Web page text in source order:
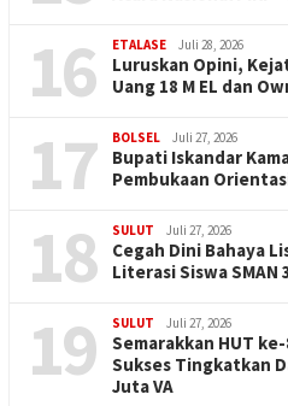
16 ETALASE Juli 28, 2026
Luruskan Opini,
Uang 18 M EL dan
17 BOLSEL Juli 27, 2026
Bupati Iskandar
Pembukaan
18 SULUT Juli 27, 2026
Cegah Dini Bahaya
Literasi Siswa
19 SULUT Juli 27, 2026
Semarakkan HUT
Sukses Tingkatkan
Juta VA